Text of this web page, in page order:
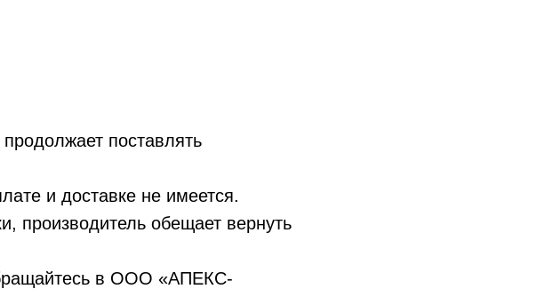
поставлять
и доставке не имеется.
производитель обещает вернуть
в ООО «АПЕКС-